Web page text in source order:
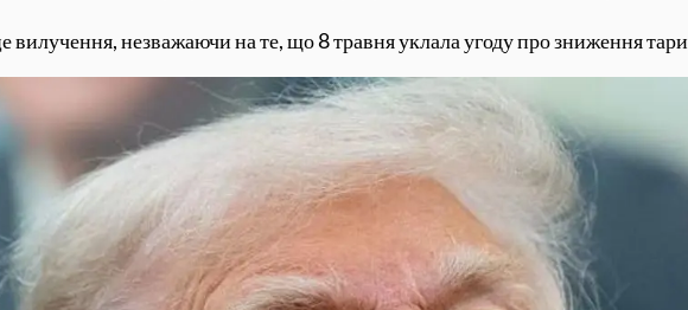
вилучення, незважаючи на те, що 8 травня уклала угоду про зниження